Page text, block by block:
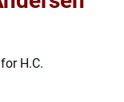
H.C.